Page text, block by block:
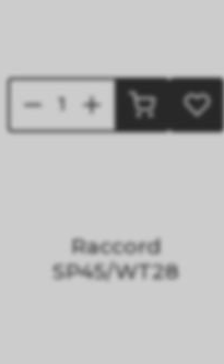
Raccord
SP45/WT28